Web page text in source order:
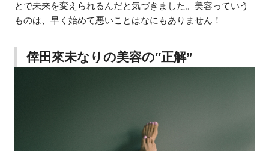
とで未来を変えられるんだと気づきました。美容っていう
ものは、早く始めて悪いことはなにもありません！
倖田來未なりの美容の″正解”